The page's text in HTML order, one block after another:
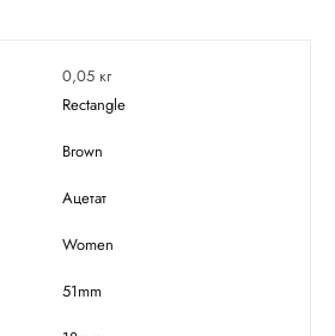
0,05 кг
Rectangle
Brown
Ацетат
Women
51mm